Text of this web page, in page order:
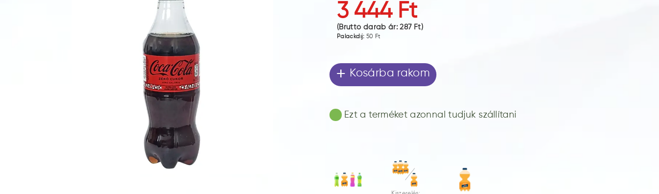
3 444 Ft
(Bruttó darab ár:287 Ft)
Palackdíj: 50 Ft
+ Kosárba rakom
Ezt a terméket azonnal tudjuk szállítani